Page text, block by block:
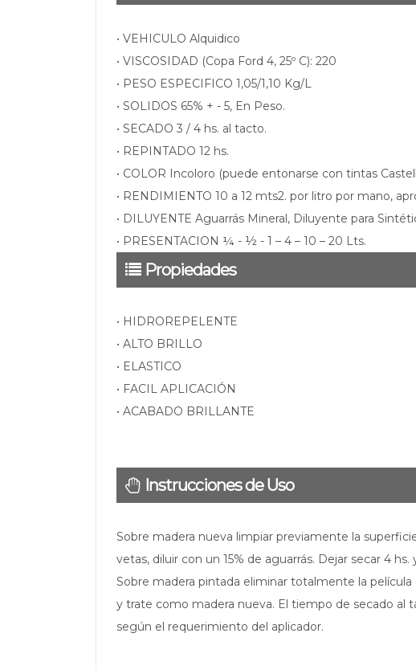
• VEHICULO Alquidico
• VISCOSIDAD (Copa Ford 4, 25º C): 220
• PESO ESPECIFICO 1,05/1,10 Kg/L
• SOLIDOS 65% + - 5, En Peso.
• SECADO 3 / 4 hs. al tacto.
• REPINTADO 12 hs.
• COLOR Incoloro (puede entonarse con tintas
• RENDIMIENTO 10 a 12 mts2. por litro por mano,
• DILUYENTE Aguarrás Mineral, Diluyente para
• PRESENTACION ¼ - ½ - 1 – 4 – 10 – 20 Lts.
Propiedades
• HIDROREPELENTE
• ALTO BRILLO
• ELASTICO
• FACIL APLICACIÓN
• ACABADO BRILLANTE
Instrucciones de Uso
Sobre madera nueva limpiar previamente la
vetas, diluir con un 15% de aguarrás. Dejar secar 4
Sobre madera pintada eliminar totalmente la
y trate como madera nueva. El tiempo de secado al
según el requerimiento del aplicador.